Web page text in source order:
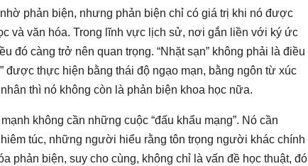
phản biện, nhưng phản biện chỉ có giá trị khi nó được
và văn hóa. Trong lĩnh vực lịch sử, nơi gắn liền với ký ức
đó càng trở nên quan trọng. “Nhặt sạn” không phải là điều
được thực hiện bằng thái độ ngạo mạn, bằng ngôn từ xúc
thì nó không còn là phản biện khoa học nữa.
không cần những cuộc “đấu khẩu mạng”. Nó cần
túc, những người hiểu rằng tôn trọng người khác chính
phản biện, suy cho cùng, không chỉ là vấn đề học thuật, đó